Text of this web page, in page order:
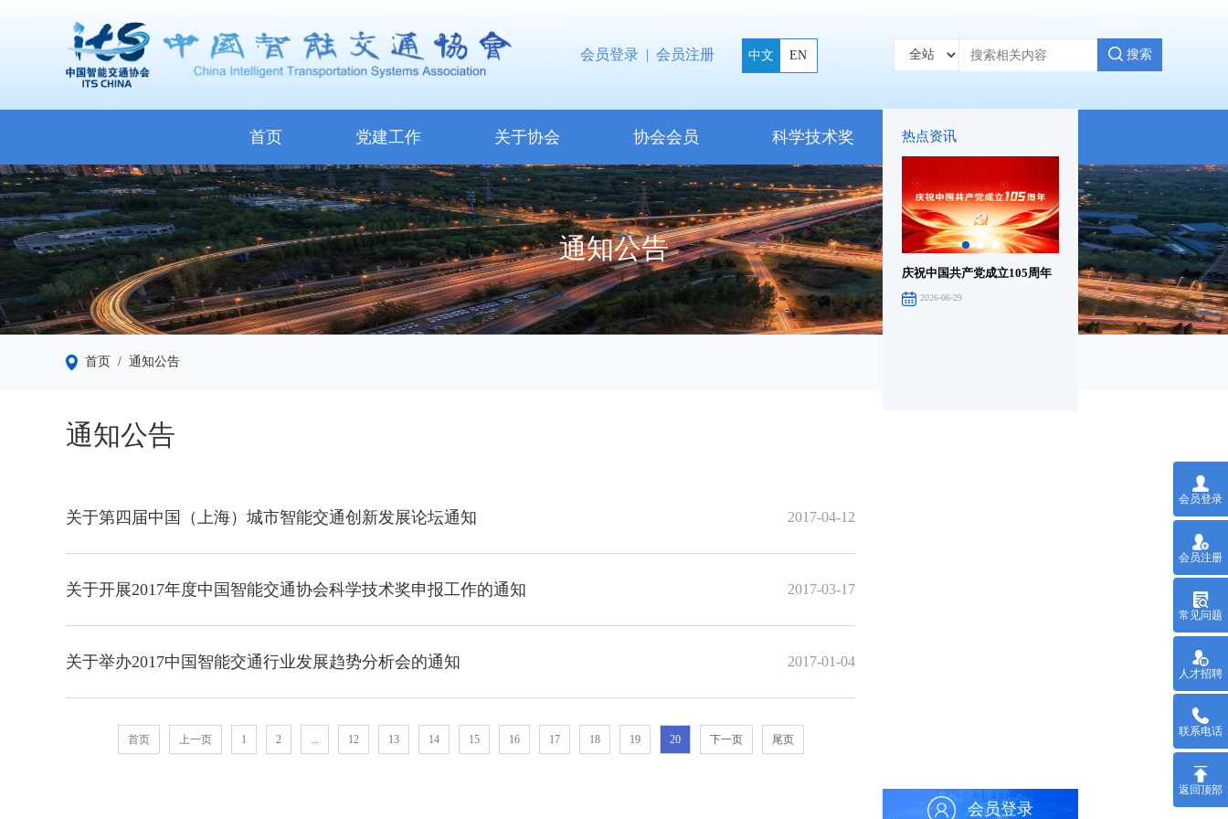
会员登录 | 会员注册 中文 EN 搜索
首页 党建工作 关于协会 协会会员 科学技术奖 会员服务
通知公告
首页 / 通知公告
通知公告
关于第四届中国（上海）城市智能交通创新发展论坛通知 2017-04-12
关于开展2017年度中国智能交通协会科学技术奖申报工作的通知 2017-03-17
关于举办2017中国智能交通行业发展趋势分析会的通知 2017-01-04
首页 上一页 1 2 ... 12 13 14 15 16 17 18 19 20 下一页 尾页
热点资讯
庆祝中国共产党成立105周年
2026-06-29
庆祝中国共产党成立105周年
大会在京举行
2026-07-01
会员登录
会员登录
会员注册
常见问题
人才招聘
联系电话
返回顶部